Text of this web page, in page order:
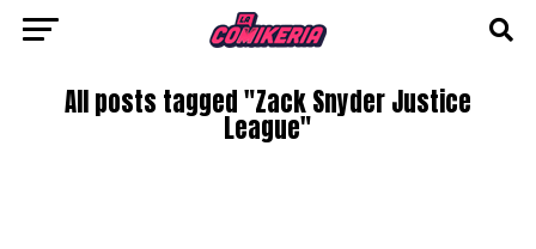
All posts tagged "Zack Snyder Justice
League"